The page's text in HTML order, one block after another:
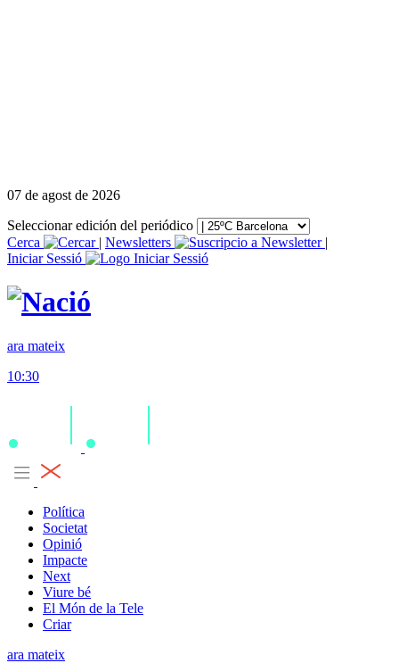
07 de agost de 2026
Seleccionar edición del periódico
Cerca
| Newsletters
|
Iniciar Sessió
ara mateix
10:30
Política
Societat
Opinió
Impacte
Next
Viure bé
El Món de la Tele
Criar
ara mateix